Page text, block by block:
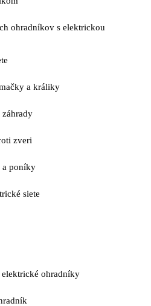
ohradníkov s elektrickou
a králiky
záhrady
zveri
a poníky
siete
ohradníky